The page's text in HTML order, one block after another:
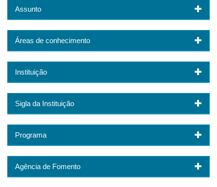
Assunto
Áreas de conhecimento
Instituição
Sigla da Instituição
Programa
Agência de Fomento